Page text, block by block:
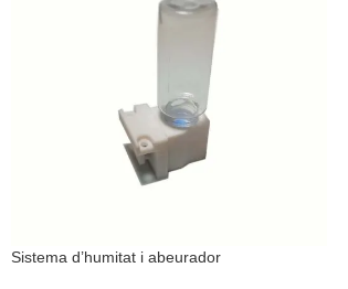
Sistema d’humitat i abeurador